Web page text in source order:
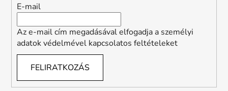
E-mail
Az e-mail cím megadásával elfogadja a személyi
adatok védelmével kapcsolatos feltételeket
FELIRATKOZÁS